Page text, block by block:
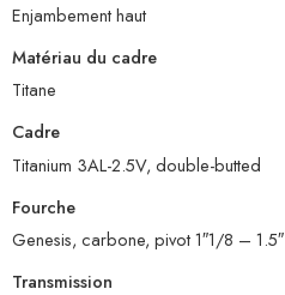
Enjambement haut
Matériau du cadre
Titane
Cadre
Titanium 3AL-2.5V, double-butted
Fourche
Genesis, carbone, pivot 1″1/8 – 1.5″
Transmission